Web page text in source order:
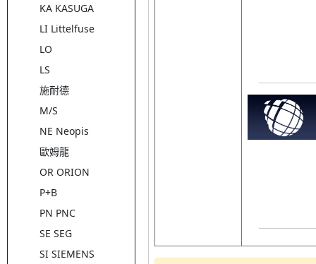
KA KASUGA
LI Littelfuse
LO
LS
施耐德
M/S
NE Neopis
歐姆龍
OR ORION
P+B
PN PNC
SE SEG
SI SIEMENS